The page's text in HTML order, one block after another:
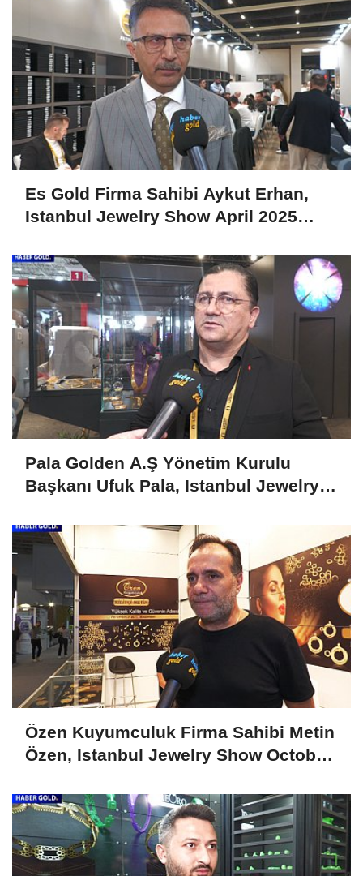
Es Gold Firma Sahibi Aykut Erhan,
Istanbul Jewelry Show April 2025
Pala Golden A.Ş Yönetim Kurulu
Başkanı Ufuk Pala, Istanbul Jewelry
Özen Kuyumculuk Firma Sahibi Metin
Özen, Istanbul Jewelry Show October